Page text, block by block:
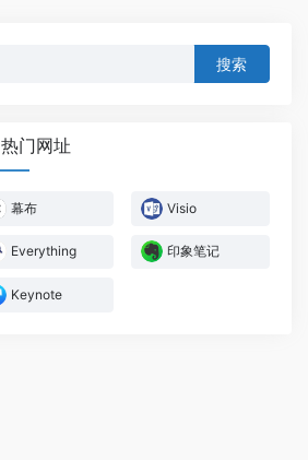
热门网址
幕布 Visio
Everything 印象笔记
Keynote